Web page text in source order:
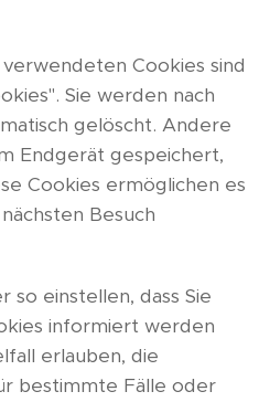
Cookies sind
Sie werden nach
gelöscht. Andere
Endgerät gespeichert,
Cookies ermöglichen es
Besuch
so einstellen, dass Sie
informiert werden
erlauben, die
bestimmte Fälle oder